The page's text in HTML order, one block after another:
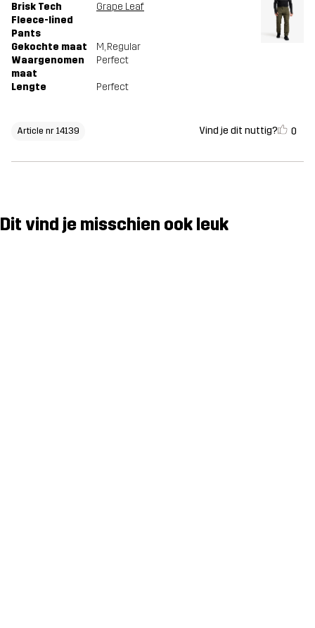
Brisk Tech
Fleece-lined
Pants
Grape Leaf
Gekochte maat M, Regular
Waargenomen
maat
Perfect
Lengte Perfect
Article nr 14139 Vind je dit nuttig? 0
Dit vind je misschien ook leuk